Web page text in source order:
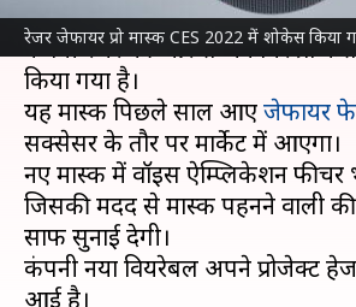
रेजर जेफायर प्रो मास्क CES 2022 में शोकेस किया
दुनिया के सबसे बड़े एनुअल टेक इवेंट
कंपनी रेजर की ओर से जेफायर प्रो
किया गया है।
यह मास्क पिछले साल आएजेफायर
सक्सेसर के तौर पर मार्केट में आएगा।
नए मास्क में वॉइस ऐम्प्लिकेशन फीचर
जिसकी मदद से मास्क पहनने वाली
साफ सुनाई देगी।
कंपनी नया वियरेबल अपने प्रोजेक्ट